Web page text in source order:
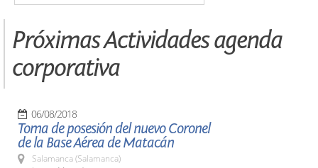
Próximas Actividades agenda
corporativa
06/08/2018
Toma de posesión del nuevo Coronel
de la Base Aérea de Matacán
Salamanca (Salamanca)